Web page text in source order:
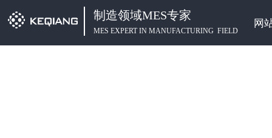
制造领域MES专家
MES EXPERT IN MANUFACTURING FIELD
网